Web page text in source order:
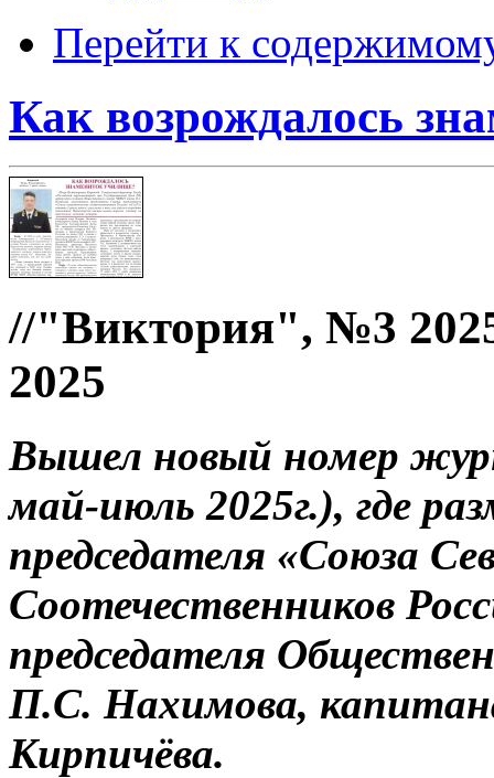
Перейти к
Как возрождалось
//"Виктория", №3
2025
Вышел новый номер
май-июль 2025г.), где
председателя «Союза
Соотечественников
председателя
П.С. Нахимова,
Кирпичёва.